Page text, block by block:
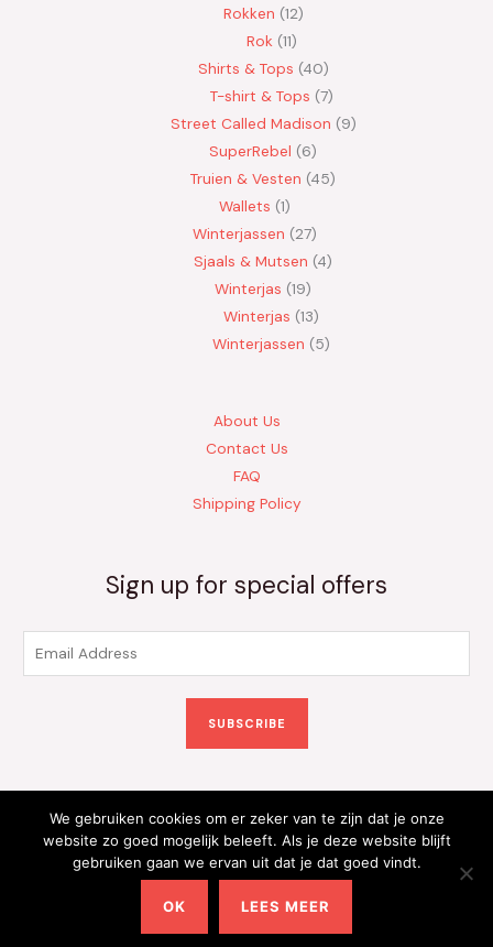
Rokken 12
Rok 11
Shirts & Tops 40
T-shirt & Tops 7
Street Called Madison 9
SuperRebel
6
Truien & Vesten 45
Wallets 1
Winterjassen
27
Sjaals & Mutsen 4
Winterjas 19
Winterjas 13
Winterjassen
5
About Us
Contact Us
FAQ
Shipping Policy
Sign up for special offers
m
SUBSCRIBE
Copyright © 2026 Kinderkleding Onlineshop | Powered by
Kinderkleding Onlineshop
We gebruiken cookies om er zeker van te zijn dat je onze
website zo goed mogelijk beleeft. Als je deze website blijft
gebruiken gaan we ervan uit dat je dat goed vindt.
OK LEES MEER